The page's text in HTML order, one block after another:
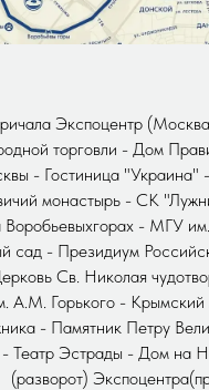
Экспоцентр
торговли - Дом
- Гостиница "Украина"
монастырь - СК
Воробьевыхгорах - МГУ
сад - Президиум
Св. Николая
Горького - Крымский
- Памятник Петру
- Театр Эстрады - Дом на
(разворот)